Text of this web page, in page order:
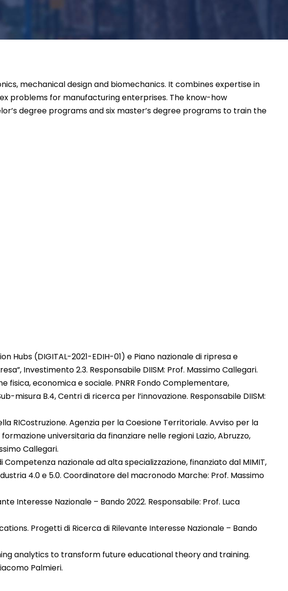
mechanical design and biomechanics. It combines expertise in
problems for manufacturing enterprises. The know-how
degree programs and six master’s degree programs to train the
Hubs (DIGITAL-2021-EDIH-01) e Piano nazionale di ripresa e
Investimento 2.3. Responsabile DIISM: Prof. Massimo Callegari.
fisica, economica e sociale. PNRR Fondo Complementare,
misura B.4, Centri di ricerca per l’innovazione. Responsabile DIISM:
RICostruzione. Agenzia per la Coesione Territoriale. Avviso per la
universitaria da finanziare nelle regioni Lazio, Abruzzo,
Callegari.
nazionale ad alta specializzazione, finanziato dal MIMIT,
4.0 e 5.0. Coordinatore del macronodo Marche: Prof. Massimo
Interesse Nazionale – Bando 2022. Responsabile: Prof. Luca
Progetti di Ricerca di Rilevante Interesse Nazionale – Bando
analytics to transform future educational theory and training.
Palmieri.